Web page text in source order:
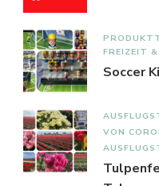
FREIZEIT
Soccer
VON